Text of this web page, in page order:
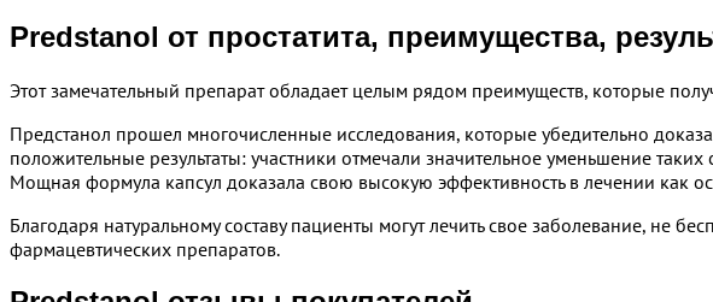
Predstanol от простатита, преимущества,
Этот замечательный препарат обладает целым рядом преимуществ, которые
Предстанол прошел многочисленные исследования, которые убедительно
положительные результаты: участники отмечали значительное уменьшение
Мощная формула капсул доказала свою высокую эффективность в лечении как
Благодаря натуральному составу пациенты могут лечить свое заболевание,
фармацевтических препаратов.